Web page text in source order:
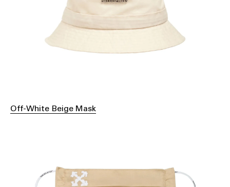
Off-White Beige Mask